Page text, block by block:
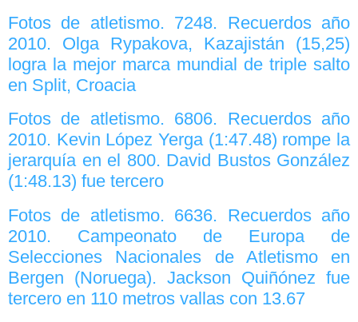
Fotos de atletismo. 7248. Recuerdos año
2010. Olga Rypakova, Kazajistán (15,25)
logra la mejor marca mundial de triple salto
en Split, Croacia
Fotos de atletismo. 6806. Recuerdos año
2010. Kevin López Yerga (1:47.48) rompe la
jerarquía en el 800. David Bustos González
(1:48.13) fue tercero
Fotos de atletismo. 6636. Recuerdos año
2010. Campeonato de Europa de
Selecciones Nacionales de Atletismo en
Bergen (Noruega). Jackson Quiñónez fue
tercero en 110 metros vallas con 13.67